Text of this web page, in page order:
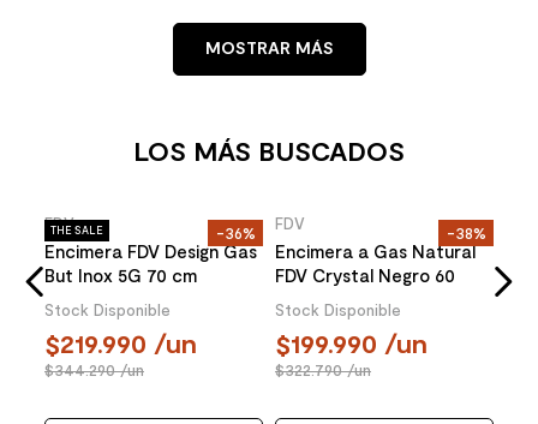
MOSTRAR MÁS
LOS MÁS BUSCADOS
THE SALE -39%
FDV
Encimera FDV Signature
Gas Nat Negro 60 cm
Stock Disponible
229.990 /un
376.590/un
THE SALE -17%
Teka
Encimera Gas HLX540
KBN0C IX Natural 4P
Stock Disponible
154.990 /un
185.990/un